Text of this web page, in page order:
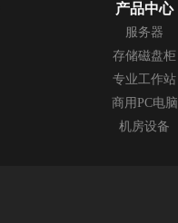
产品中心
服务器
存储磁盘柜
专业工作站
商用PC电脑
机房设备